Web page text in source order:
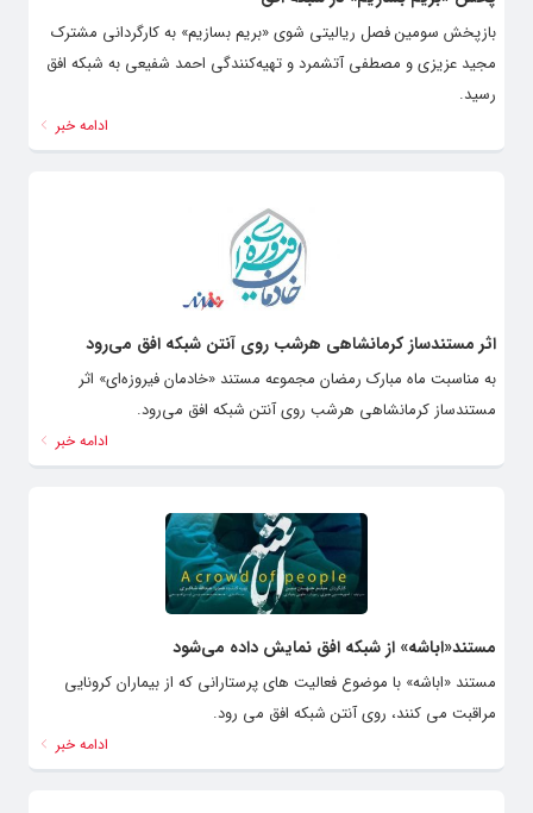
بازپخش سومین فصل ریالیتی شوی «بریم بسازیم» به کارگردانی مشترک
مجید عزیزی و مصطفی آتشمرد و تهیه‌کنندگی احمد شفیعی به شبکه افق
رسید.
ادامه خبر
اثر مستندساز کرمانشاهی هرشب روی آنتن شبکه افق می‌رود
به مناسبت ماه مبارک رمضان مجموعه مستند «خادمان فیروزه‌ای» اثر
مستندساز کرمانشاهی هرشب روی آنتن شبکه افق می‌رود.
ادامه خبر
مستند«اباشه» از شبکه افق نمایش داده می‌شود
مستند «اباشه» با موضوع فعالیت های پرستارانی که از بیماران کرونایی
مراقبت می کنند، روی آنتن شبکه افق می رود.
ادامه خبر